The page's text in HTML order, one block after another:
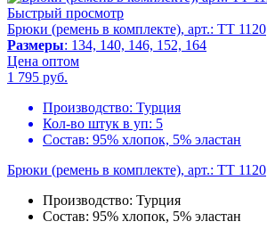
Быстрый просмотр
Брюки (ремень в комплекте), арт.: TT 1120
Размеры: 134, 140, 146, 152, 164
Цена оптом
1 795 руб.
Производство: Турция
Кол-во штук в уп: 5
Состав: 95% хлопок, 5% эластан
Брюки (ремень в комплекте), арт.: TT 1120
Производство: Турция
Состав: 95% хлопок, 5% эластан